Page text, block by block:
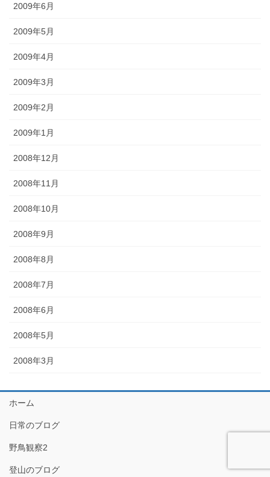
2009年6月
2009年5月
2009年4月
2009年3月
2009年2月
2009年1月
2008年12月
2008年11月
2008年10月
2008年9月
2008年8月
2008年7月
2008年6月
2008年5月
2008年3月
ホーム
日常のブログ
野鳥観察2
登山のブログ